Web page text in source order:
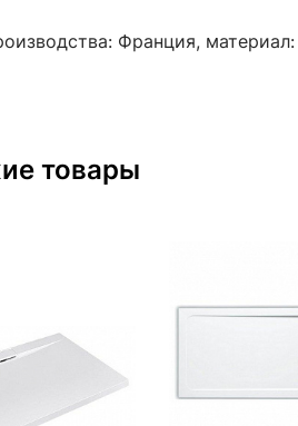
Франция, материал:
товары